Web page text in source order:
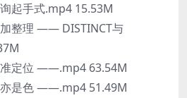
起手式.mp4 15.53M
整理 —— DISTINCT与
准定位 ——.mp4 63.54M
亦是色 ——.mp4 51.49M